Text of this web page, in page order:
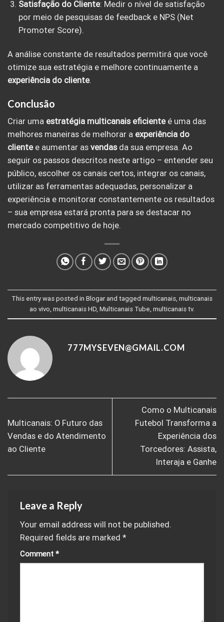
Satisfação do Cliente: Medir o nível de satisfação
por meio de pesquisas de feedback e NPS (Net
Promoter Score).
A análise constante de resultados permitirá que você
otimize sua estratégia e melhore continuamente a
experiência do cliente.
Conclusão
Criar uma estratégia multicanais eficienteé uma das
melhores maneiras de melhorar a experiência do
clientee aumentar as vendasda sua empresa. Ao
seguir os passos descritos neste artigo – entender seu
público, escolher os canais certos, integrar os canais,
utilizar as ferramentas adequadas, personalizar a
experiência e monitorar constantemente os resultados
– sua empresa estará pronta para se destacar no
mercado competitivo de hoje.
This entry was posted in Blogarand tagged multicanais, multicanais
ao vivo, multicanais HD, Multicanais Tube, multicanais tv.
777MYSEVEN@GMAIL.COM
Multicanais: O Futuro das
Vendas e do Atendimento
ao Cliente
Como o Multicanais
Futebol Transforma a
Experiência dos
Torcedores: Assista,
Interaja e Ganhe
Leave a Reply
Your email address will not be published.
Required fields are marked *
Comment *